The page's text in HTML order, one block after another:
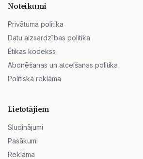
Noteikumi
Privātuma politika
Datu aizsardzības politika
Ētikas kodekss
Abonēšanas un atcelšanas politika
Politiskā reklāma
Lietotājiem
Sludinājumi
Pasākumi
Reklāma